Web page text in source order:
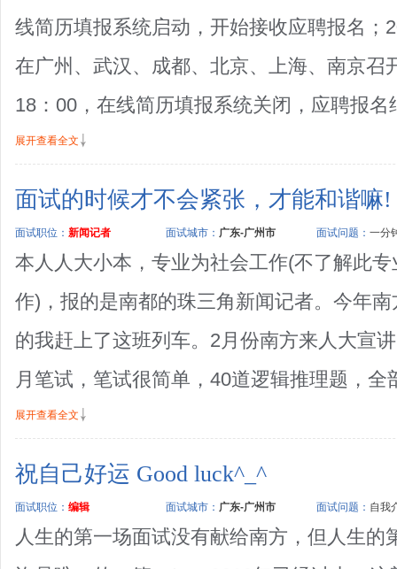
线简历填报系统启动，开始接收应聘报名；
在广州、武汉、成都、北京、上海、南京召
18：00，在线简历填报系统关闭，应聘报名
展开查看全文
面试的时候才不会紧张，才能和谐嘛!
面试职位： 新闻记者 面试城市： 广东-广州市 面试问题： 一分
本人人大小本，专业为社会工作(不了解此
作)，报的是南都的珠三角新闻记者。今年
的我赶上了这班列车。2月份南方来人大宣
月笔试，笔试很简单，40道逻辑推理题，全
展开查看全文
祝自己好运 Good luck^_^
面试职位： 编辑 面试城市： 广东-广州市 面试问题： 自我
人生的第一场面试没有献给南方，但人生的